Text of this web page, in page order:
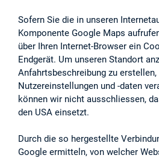
Sofern Sie die in unseren
Komponente Google Maps
über Ihren Internet-Browser ein
Endgerät. Um unseren Standort
Anfahrtsbeschreibung zu erstellen,
Nutzereinstellungen und -daten
können wir nicht ausschliessen,
den USA einsetzt.
Durch die so hergestellte
Google ermitteln, von welcher